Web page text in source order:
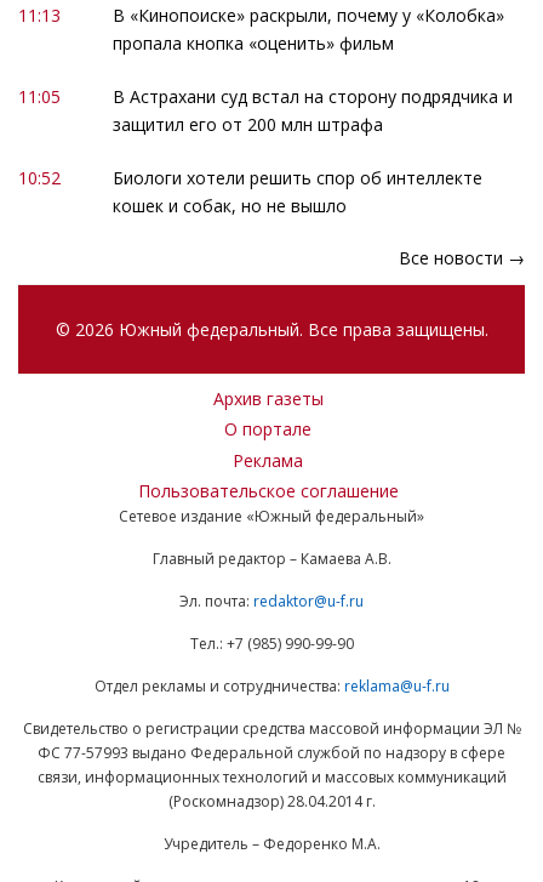
11:13
В «Кинопоиске» раскрыли, почему у «Колобка»
пропала кнопка «оценить» фильм
11:05
В Астрахани суд встал на сторону подрядчика и
защитил его от 200 млн штрафа
10:52
Биологи хотели решить спор об интеллекте
кошек и собак, но не вышло
Все новости →
© 2026 Южный федеральный. Все права защищены.
Архив газеты
О портале
Реклама
Пользовательское соглашение
Сетевое издание «Южный федеральный»
Главный редактор – Камаева А.В.
Эл. почта: redaktor@u-f.ru
Тел.: +7 (985) 990-99-90
Отдел рекламы и сотрудничества: reklama@u-f.ru
Свидетельство о регистрации средства массовой информации ЭЛ №
ФС 77-57993 выдано Федеральной службой по надзору в сфере
связи, информационных технологий и массовых коммуникаций
(Роскомнадзор) 28.04.2014 г.
Учредитель – Федоренко М.А.